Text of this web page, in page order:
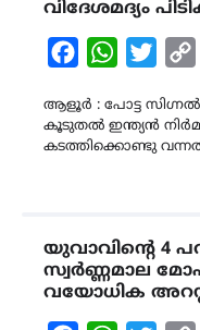
വിദേശമദ്യം
FacebookWhatsApp
ആളൂർ : പോട്ട
കൂടുതൽ ഇന്ത്യൻ
കടത്തിക്കൊണ്ടു
യുവാവിന്റെ 4
സ്വർണ്ണമാല
വയോധിക